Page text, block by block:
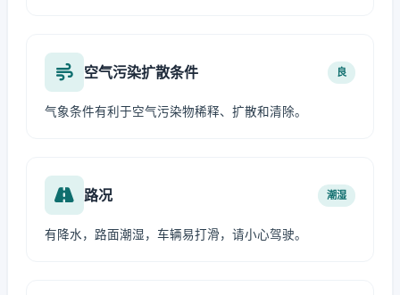
空气污染扩散条件 良
气象条件有利于空气污染物稀释、扩散和清除。
路况 潮湿
有降水，路面潮湿，车辆易打滑，请小心驾驶。